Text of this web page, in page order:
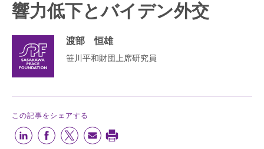
響力低下とバイデン外交
渡部 恒雄
笹川平和財団上席研究員
この記事をシェアする